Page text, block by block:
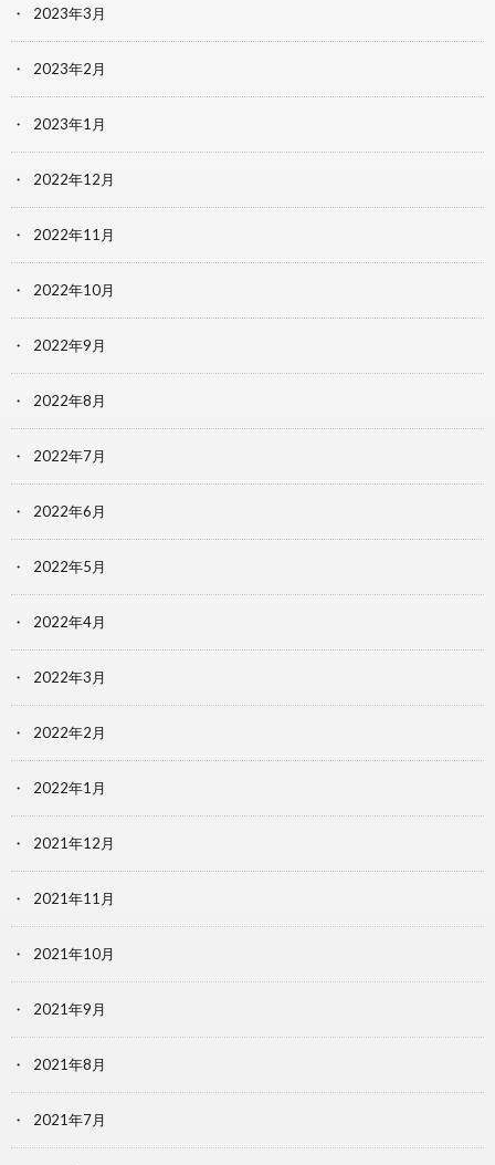
2023年3月
2023年2月
2023年1月
2022年12月
2022年11月
2022年10月
2022年9月
2022年8月
2022年7月
2022年6月
2022年5月
2022年4月
2022年3月
2022年2月
2022年1月
2021年12月
2021年11月
2021年10月
2021年9月
2021年8月
2021年7月